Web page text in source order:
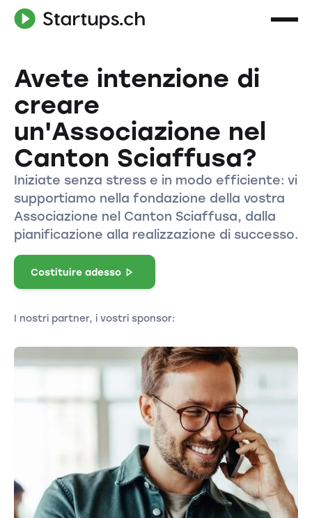
Avete intenzione di
creare
un'Associazione nel
Canton Sciaffusa?
Iniziate senza stress e in modo efficiente: vi
supportiamo nella fondazione della vostra
Associazione nel Canton Sciaffusa, dalla
pianificazione alla realizzazione di successo.
Costituire adesso
I nostri partner, i vostri sponsor: